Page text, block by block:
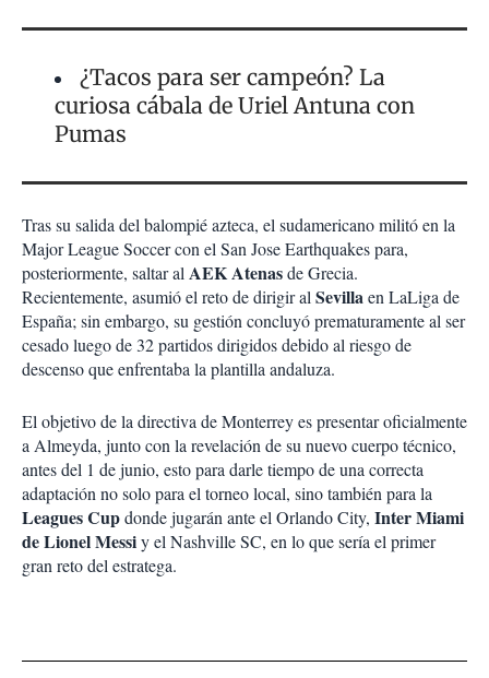
¿Tacos para ser campeón? La
curiosa cábala de Uriel Antuna con
Pumas
Tras su salida del balompié azteca, el sudamericano militó en la
Major League Soccer con el San Jose Earthquakes para,
posteriormente, saltar alAEK Atenasde Grecia.
Recientemente, asumió el reto de dirigir alSevillaen LaLiga de
España; sin embargo, su gestión concluyó prematuramente al ser
cesado luego de 32 partidos dirigidos debido al riesgo de
descenso que enfrentaba la plantilla andaluza.
El objetivo de la directiva de Monterrey es presentar oficialmente
a Almeyda, junto con la revelación de su nuevo cuerpo técnico,
antes del 1 de junio, esto para darle tiempo de una correcta
adaptación no solo para el torneo local, sino también para la
Leagues Cupdonde jugarán ante el Orlando City, Inter Miami
de Lionel Messiy el Nashville SC, en lo que sería el primer
gran reto del estratega.